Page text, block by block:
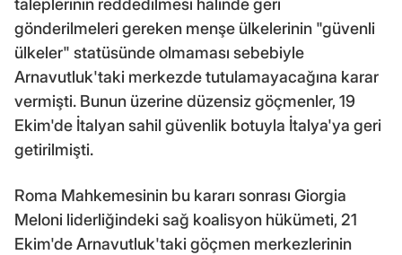
taleplerinin reddedilmesi halinde geri
gönderilmeleri gereken menşe ülkelerinin "güvenli
ülkeler" statüsünde olmaması sebebiyle
Arnavutluk'taki merkezde tutulamayacağına karar
vermişti. Bunun üzerine düzensiz göçmenler, 19
Ekim'de İtalyan sahil güvenlik botuyla İtalya'ya geri
getirilmişti.
Roma Mahkemesinin bu kararı sonrası Giorgia
Meloni liderliğindeki sağ koalisyon hükümeti, 21
Ekim'de Arnavutluk'taki göçmen merkezlerinin